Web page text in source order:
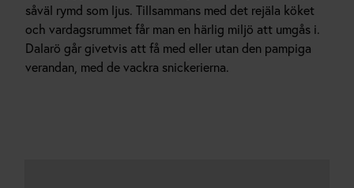
såväl rymd som ljus. Tillsammans med det rejäla köket
och vardagsrummet får man en härlig miljö att umgås i.
Dalarö går givetvis att få med eller utan den pampiga
verandan, med de vackra snickerierna.